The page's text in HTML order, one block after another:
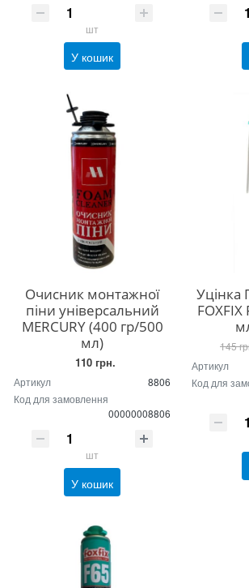
шт
У кошик
Очисник монтажної
піни універсальний
MERCURY (400 гр/500
мл)
110 грн.
Артикул
8806
Код для замовлення
00000008806
шт
У кошик
Уцінка
145
Артикул
Код для